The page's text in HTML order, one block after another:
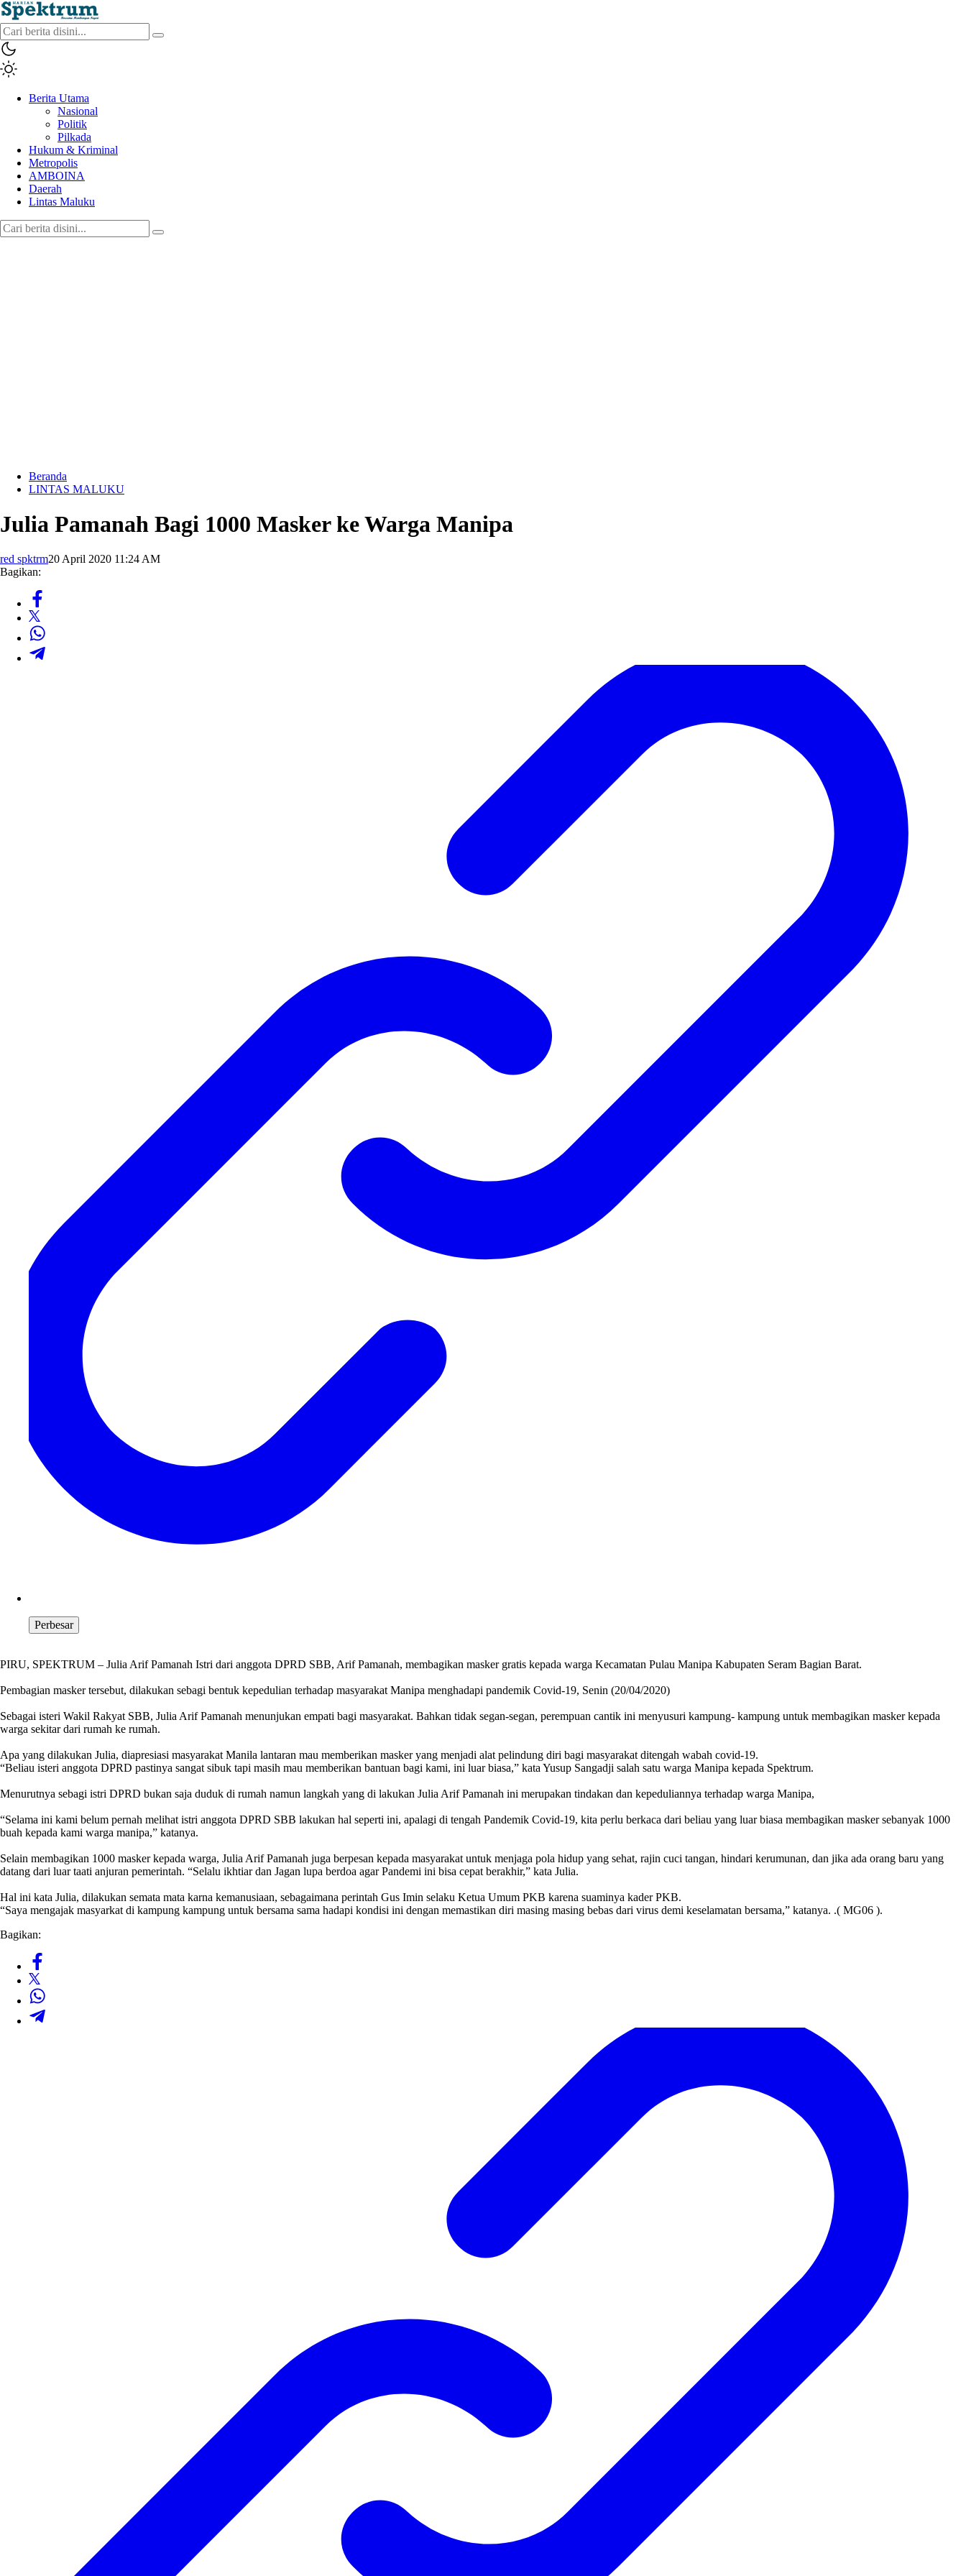
spektrumonline.com
Berita Utama
Nasional
Politik
Pilkada
Hukum & Kriminal
Metropolis
AMBOINA
Daerah
Lintas Maluku
Beranda
LINTAS MALUKU
Julia Pamanah Bagi 1000 Masker ke Warga Manipa
red spktrm20 April 2020 11:24 AM
Bagikan:
Perbesar
PIRU, SPEKTRUM – Julia Arif Pamanah Istri dari anggota DPRD SBB, Arif Pamanah, membagikan masker gratis kepada warga Kecamatan Pulau Manipa Kabupaten Seram Bagian Barat.
Pembagian masker tersebut, dilakukan sebagi bentuk kepedulian terhadap masyarakat Manipa menghadapi pandemik Covid-19, Senin (20/04/2020)
Sebagai isteri Wakil Rakyat SBB, Julia Arif Pamanah menunjukan empati bagi masyarakat. Bahkan tidak segan-segan, perempuan cantik ini menyusuri kampung- kampung untuk membagikan masker kepada
warga sekitar dari rumah ke rumah.
Apa yang dilakukan Julia, diapresiasi masyarakat Manila lantaran mau memberikan masker yang menjadi alat pelindung diri bagi masyarakat ditengah wabah covid-19.
“Beliau isteri anggota DPRD pastinya sangat sibuk tapi masih mau memberikan bantuan bagi kami, ini luar biasa,” kata Yusup Sangadji salah satu warga Manipa kepada Spektrum.
Menurutnya sebagi istri DPRD bukan saja duduk di rumah namun langkah yang di lakukan Julia Arif Pamanah ini merupakan tindakan dan kepeduliannya terhadap warga Manipa,
“Selama ini kami belum pernah melihat istri anggota DPRD SBB lakukan hal seperti ini, apalagi di tengah Pandemik Covid-19, kita perlu berkaca dari beliau yang luar biasa membagikan masker sebanyak 1000
buah kepada kami warga manipa,” katanya.
Selain membagikan 1000 masker kepada warga, Julia Arif Pamanah juga berpesan kepada masyarakat untuk menjaga pola hidup yang sehat, rajin cuci tangan, hindari kerumunan, dan jika ada orang baru yang
datang dari luar taati anjuran pemerintah. “Selalu ikhtiar dan Jagan lupa berdoa agar Pandemi ini bisa cepat berakhir,” kata Julia.
Hal ini kata Julia, dilakukan semata mata karna kemanusiaan, sebagaimana perintah Gus Imin selaku Ketua Umum PKB karena suaminya kader PKB.
“Saya mengajak masyarkat di kampung kampung untuk bersama sama hadapi kondisi ini dengan memastikan diri masing masing bebas dari virus demi keselamatan bersama,” katanya. .( MG06 ).
Bagikan: